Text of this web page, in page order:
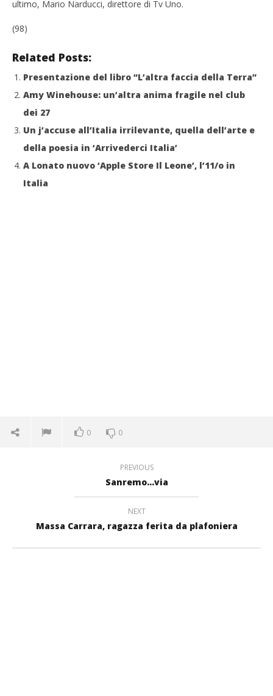
ultimo, Mario Narducci, direttore di Tv Uno.
(98)
Related Posts:
Presentazione del libro “L’altra faccia della Terra”
Amy Winehouse: un’altra anima fragile nel club
dei 27
Un j’accuse all’Italia irrilevante, quella dell’arte e
della poesia in ‘Arrivederci Italia’
A Lonato nuovo ‘Apple Store Il Leone’, l’11/o in
Italia
0 0
PREVIOUS
Sanremo…via
NEXT
Massa Carrara, ragazza ferita da plafoniera